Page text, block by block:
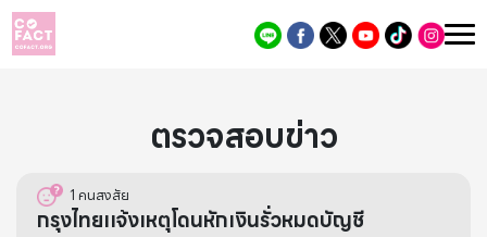
ตรวจสอบข่าว
1 คนสงสัย
กรุงไทยเเจ้งเหตุโดนหักเงินรั่วหมดบัญชี